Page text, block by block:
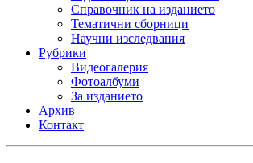
Справочник на изданието
Тематични сборници
Научни изследвания
Рубрики
Видеогалерия
Фотоалбуми
За изданието
Архив
Контакт